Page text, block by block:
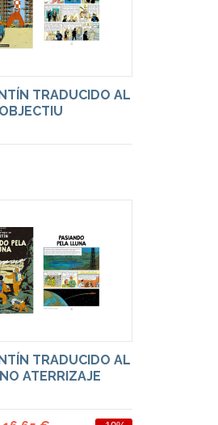
TRADUCIDO AL
TRADUCIDO AL
ATERRIZAJE